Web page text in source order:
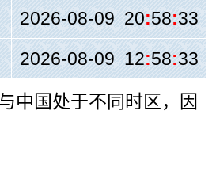
2026-08-09 20:58:33
2026-08-09 12:58:33
中国处于不同时区，因